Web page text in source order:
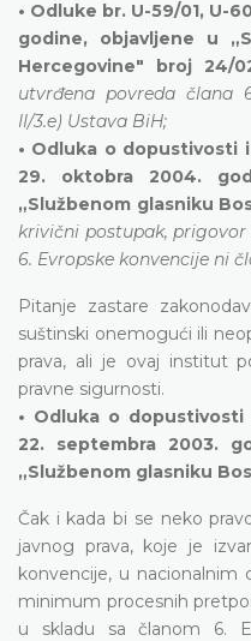
• Odluke br. U-59/01, U-
godine, objavljene u
Hercegovine" broj 24/
utvrđena povreda člana
II/3.e) Ustava BiH;
• Odluka o dopustivosti
29. oktobra 2004.
„Službenom glasniku
krivični postupak,
6. Evropske konvencije ni
Pitanje zastare
suštinski onemogući ili
prava, ali je ovaj institut
pravne sigurnosti.
• Odluka o
22. septembra 2003.
„Službenom glasniku
Čak i kada bi se neko
javnog prava, koje je
konvencije, u nacionalnim
minimum procesnih
u skladu sa članom 6.